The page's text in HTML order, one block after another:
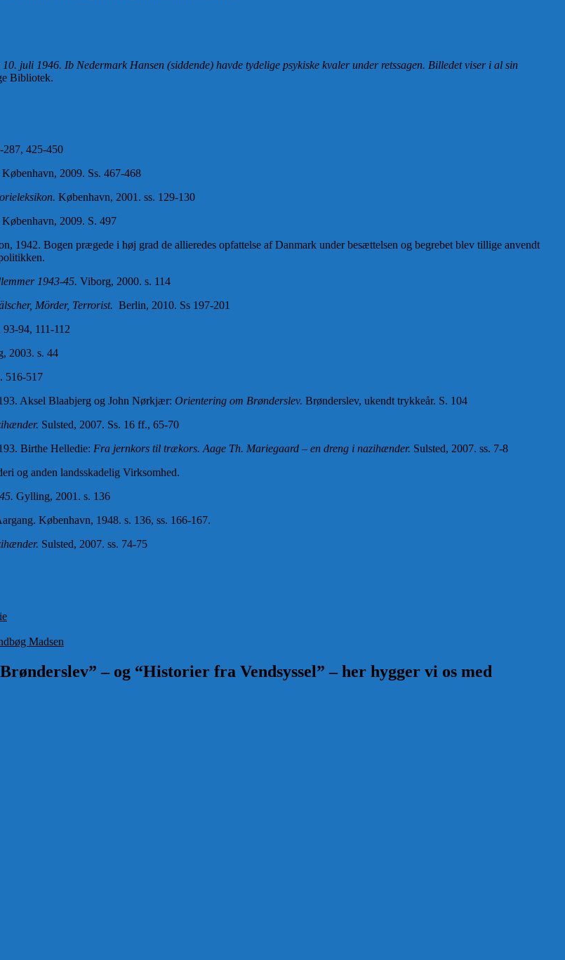
juli 1946. Ib Nedermark Hansen (siddende) havde tydelige psykiske kvaler under retssagen. Billedet viser i al sin
Bibliotek.
425-450
København, 2009. Ss. 467-468
København, 2001. ss. 129-130
København, 2009. S. 497
1942. Bogen prægede i høj grad de allieredes opfattelse af Danmark under besættelsen og begrebet blev tillige anvendt
1943-45. Viborg, 2000. s. 114
Mörder, Terrorist. Berlin, 2010. Ss 197-201
94, 111-112
2003. s. 44
516-517
Aksel Blaabjerg og John Nørkjær: Orientering om Brønderslev. Brønderslev, ukendt trykkeår. S. 104
Sulsted, 2007. Ss. 16 ff., 65-70
Birthe Helledie: Fra jernkors til trækors. Aage Th. Mariegaard – en dreng i nazihænder. Sulsted, 2007. ss. 7-8
og anden landsskadelig Virksomhed.
Gylling, 2001. s. 136
København, 1948. s. 136, ss. 166-167.
Sulsted, 2007. ss. 74-75
Madsen
– og “Historier fra Vendsyssel” – her hygger vi os med